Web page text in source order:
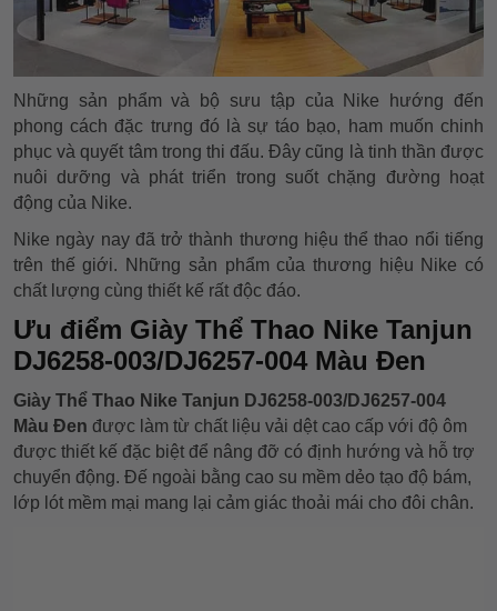
Những sản phẩm và bộ sưu tập của Nike hướng đến
phong cách đặc trưng đó là sự táo bạo, ham muốn chinh
phục và quyết tâm trong thi đấu. Đây cũng là tinh thần được
nuôi dưỡng và phát triển trong suốt chặng đường hoạt
động của Nike.
Nike ngày nay đã trở thành thương hiệu thể thao nổi tiếng
trên thế giới. Những sản phẩm của thương hiệu Nike có
chất lượng cùng thiết kế rất độc đáo.
Ưu điểm Giày Thể Thao Nike Tanjun
DJ6258-003/DJ6257-004 Màu Đen
Giày Thể Thao Nike Tanjun DJ6258-003/DJ6257-004
Màu Đen được làm từ chất liệu vải dệt cao cấp với độ ôm
được thiết kế đặc biệt để nâng đỡ có định hướng và hỗ trợ
chuyển động. Đế ngoài bằng cao su mềm dẻo tạo độ bám,
lớp lót mềm mại mang lại cảm giác thoải mái cho đôi chân.